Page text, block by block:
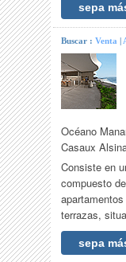
sepa
Buscar :Venta |
Océano
Casaux
Consiste en
compuesto
terrazas,
sepa